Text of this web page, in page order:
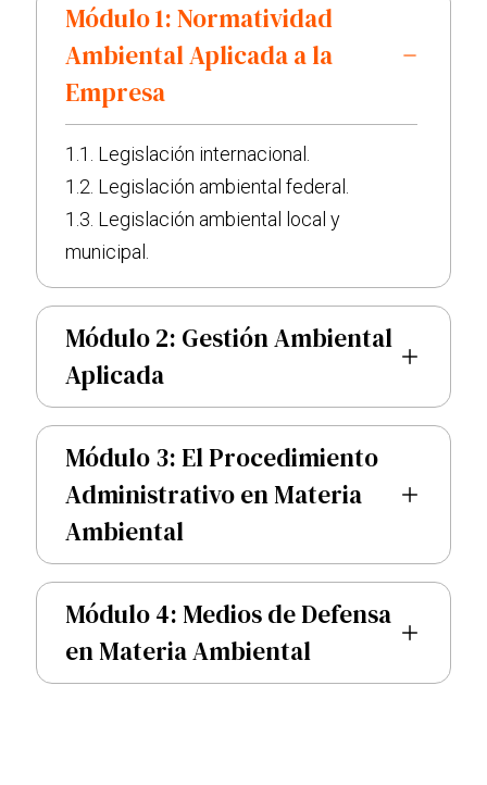
Módulo 1: Normatividad
Ambiental Aplicada a la
Empresa
1.1. Legislación internacional.
1.2. Legislación ambiental federal.
1.3. Legislación ambiental local y
municipal.
Módulo 2: Gestión Ambiental
Aplicada
Módulo 3: El Procedimiento
Administrativo en Materia
Ambiental
Módulo 4: Medios de Defensa
en Materia Ambiental